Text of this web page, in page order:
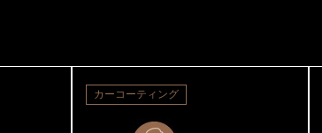
カーコーティング